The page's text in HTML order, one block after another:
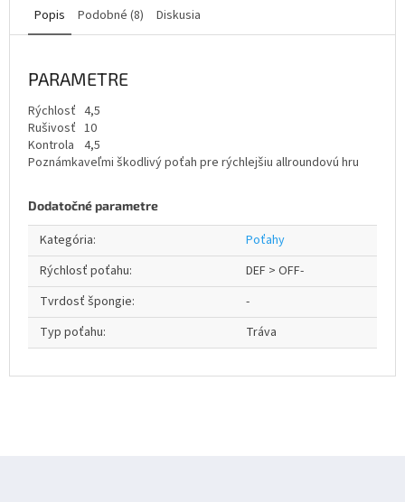
Popis Podobné (8) Diskusia
PARAMETRE
Rýchlosť 4,5
Rušivosť 10
Kontrola 4,5
Poznámkaveľmi škodlivý poťah pre rýchlejšiu allroundovú hru
Dodatočné parametre
Kategória:
Poťahy
Rýchlosť poťahu:
DEF > OFF-
Tvrdosť špongie:
-
Typ poťahu: Tráva